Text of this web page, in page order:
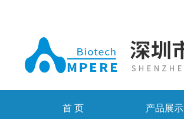
首 页 产品展示